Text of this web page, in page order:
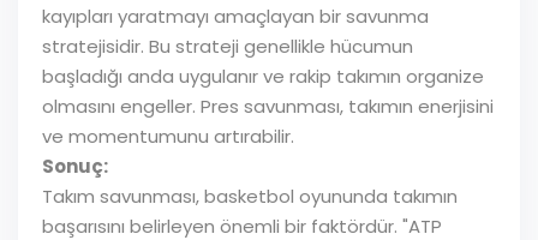
kayıpları yaratmayı amaçlayan bir savunma
stratejisidir. Bu strateji genellikle hücumun
başladığı anda uygulanır ve rakip takımın organize
olmasını engeller. Pres savunması, takımın enerjisini
ve momentumunu artırabilir.
Sonuç:
Takım savunması, basketbol oyununda takımın
başarısını belirleyen önemli bir faktördür. "ATP